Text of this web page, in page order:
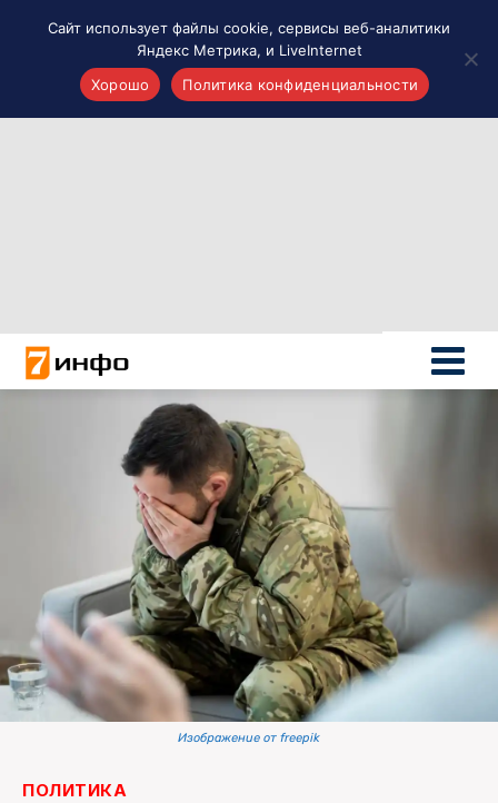
Новости России
Политика
Новости мира
Все материалы 7инфо
О НАС
ПОИСК ПО САЙТУ
Изображение от freepik
ПОЛИТИКА
Сайт использует файлы cookie, сервисы веб-аналитики
Яндекс Метрика, и LiveInternet
Хорошо
Политика конфиденциальности